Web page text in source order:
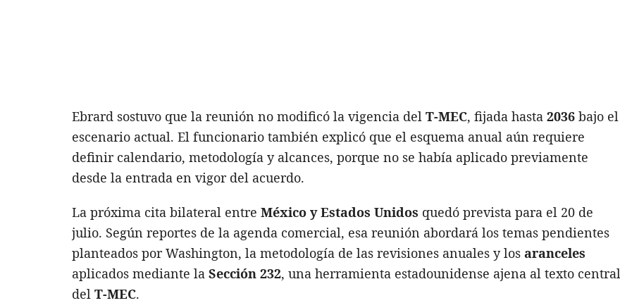
Ebrard sostuvo que la reunión no modificó la vigencia del T-MEC, fijada hasta 2036 bajo el
escenario actual. El funcionario también explicó que el esquema anual aún requiere
definir calendario, metodología y alcances, porque no se había aplicado previamente
desde la entrada en vigor del acuerdo.
La próxima cita bilateral entre México y Estados Unidos quedó prevista para el 20 de
julio. Según reportes de la agenda comercial, esa reunión abordará los temas pendientes
planteados por Washington, la metodología de las revisiones anuales y los aranceles
aplicados mediante la Sección 232, una herramienta estadounidense ajena al texto central
del T-MEC.